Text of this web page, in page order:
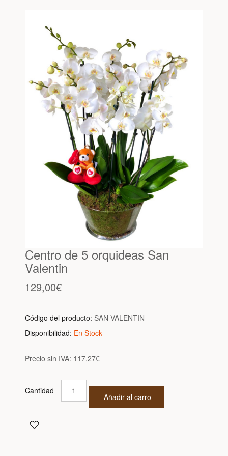
Centro de 5 orquideas San
Valentin
129,00€
Código del producto: SAN VALENTIN
Disponibilidad: En Stock
Precio sin IVA: 117,27€
Cantidad
Añadir al carro